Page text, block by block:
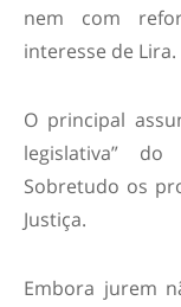
nem com
interesse de Lira.
O principal
legislativa”
Sobretudo os
Justiça.
Embora jurem